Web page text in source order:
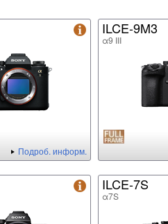
Подроб. информ.
ILCE-9M3
α9 III
ILCE-7S
α7S